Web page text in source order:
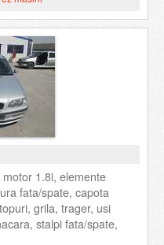
1.8i, elemente
fata/spate, capota
grila, trager, usi
stalpi fata/spate,